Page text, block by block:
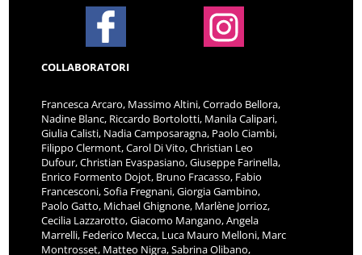
COLLABORATORI
Francesca Arcaro, Massimo Altini, Corrado Bellora,
Nadine Blanc, Riccardo Bortolotti, Manila Calipari,
Giulia Calisti, Nadia Camposaragna, Paolo Ciambi,
Filippo Clermont, Carol Di Vito, Christian Leo
Dufour, Christian Evaspasiano, Giuseppe Farinella,
Enrico Formento Dojot, Bruno Fracasso, Fabio
Francesconi, Sofia Fregnani, Giorgia Gambino,
Paolo Gatto, Michael Ghignone, Marlène Jorrioz,
Cecilia Lazzarotto, Giacomo Mangano, Angela
Marrelli, Federico Mecca, Luca Mauro Melloni, Marc
Montrosset, Matteo Nigra, Sabrina Olibano,